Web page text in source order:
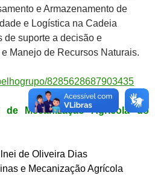
e Armazenamento de
e Logística na Cadeia
de suporte a decisão e
Manejo de Recursos Naturais.
8285628687903435
de Mecanização Agrícola do
de Oliveira Dias
e Mecanização Agrícola